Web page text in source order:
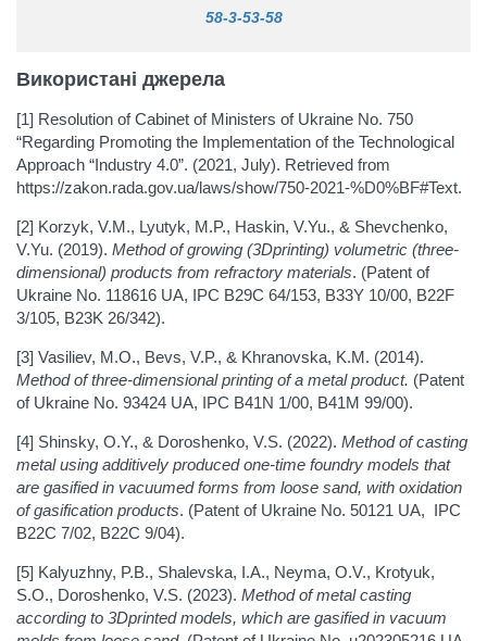
58-3-53-58
Використані джерела
[1] Resolution of Cabinet of Ministers of Ukraine No. 750
“Regarding Promoting the Implementation of the Technological
Approach “Industry 4.0”. (2021, July). Retrieved from
https://zakon.rada.gov.ua/laws/show/750-2021-%D0%BF#Text.
[2] Korzyk, V.M., Lyutyk, M.P., Haskin, V.Yu., & Shevchenko,
V.Yu. (2019). Method of growing (3Dprinting) volumetric (three-
dimensional) products from refractory materials. (Patent of
Ukraine No. 118616 UA, IPC B29C 64/153, B33Y 10/00, B22F
3/105, B23K 26/342).
[3] Vasiliev, M.O., Bevs, V.P., & Khranovska, K.M. (2014).
Method of three-dimensional printing of a metal product. (Patent
of Ukraine No. 93424 UA, IPC B41N 1/00, B41M 99/00).
[4] Shinsky, O.Y., & Doroshenko, V.S. (2022). Method of casting
metal using additively produced one-time foundry models that
are gasified in vacuumed forms from loose sand, with oxidation
of gasification products. (Patent of Ukraine No. 50121 UA, IPC
B22C 7/02, B22C 9/04).
[5] Kalyuzhny, P.B., Shalevska, I.A., Neyma, O.V., Krotyuk,
S.O., Doroshenko, V.S. (2023). Method of metal casting
according to 3Dprinted models, which are gasified in vacuum